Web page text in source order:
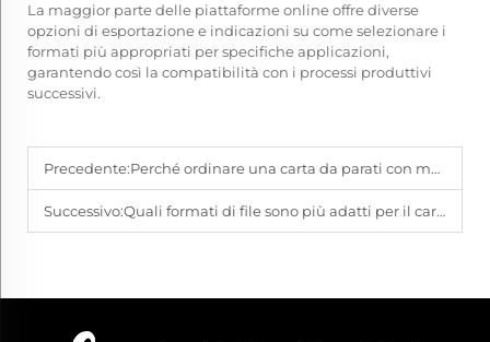
La maggior parte delle piattaforme online offre diverse
opzioni di esportazione e indicazioni su come selezionare i
formati più appropriati per specifiche applicazioni,
garantendo così la compatibilità con i processi produttivi
successivi.
Precedente:Perché ordinare una carta da parati con motivo personalizzato per il proprio marchio?
Successivo:Quali formati di file sono più adatti per il caricamento di motivi personalizzati?